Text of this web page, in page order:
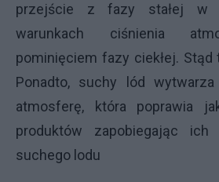
przejście z fazy stałej w
warunkach ciśnienia
pominięciem fazy ciekłej. Stąd
Ponadto, suchy lód wytwarza
atmosferę, która poprawia
produktów zapobiegając ich
suchego lodu